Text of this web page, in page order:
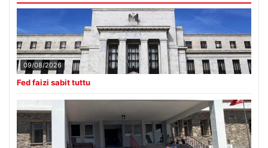
09/08/2026
Fed faizi sabit tuttu